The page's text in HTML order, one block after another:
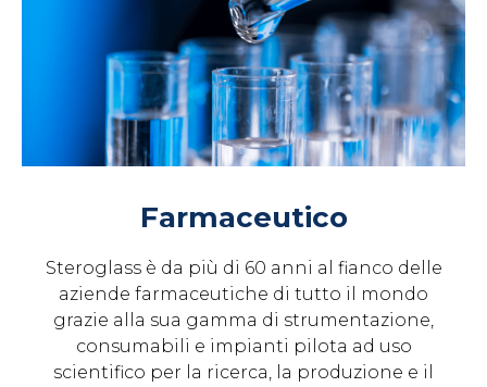
Farmaceutico
Steroglass è da più di 60 anni al fianco delle
aziende farmaceutiche di tutto il mondo
grazie alla sua gamma di strumentazione,
consumabili e impianti pilota ad uso
scientifico per la ricerca, la produzione e il